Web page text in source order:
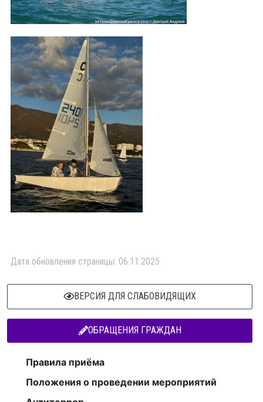
Дата обновления страницы: 06.11.2025
ВЕРСИЯ ДЛЯ СЛАБОВИДЯЩИХ
ОБРАЩЕНИЯ ГРАЖДАН
Правила приёма
Положения о проведении мероприятий